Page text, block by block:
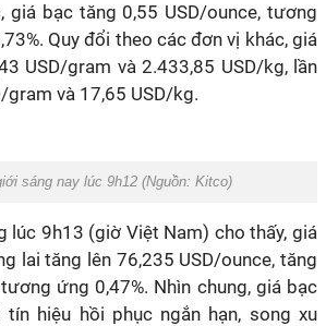
giá bạc tăng 0,55 USD/ounce, tương
Quy đổi theo các đơn vị khác, giá
USD/gram và 2.433,85 USD/kg, lần
gram và 17,65 USD/kg.
sáng nay lúc 9h12 (Nguồn: Kitco)
lúc 9h13 (giờ Việt Nam) cho thấy, giá
lai tăng lên 76,235 USD/ounce, tăng
ứng 0,47%. Nhìn chung, giá bạc
hiệu hồi phục ngắn hạn, song xu